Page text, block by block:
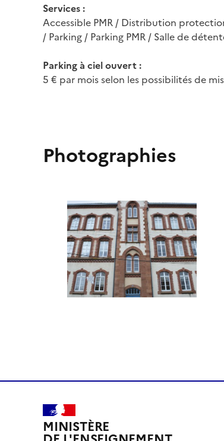
Services :
Accessible PMR / Distribution
/ Parking / Parking PMR / Salle de
Parking à ciel ouvert :
5 € par mois selon les possibilités de
Photographies
MINISTÈRE